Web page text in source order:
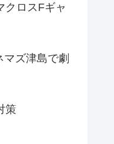
クロスFギャ
ズ津島で劇
策